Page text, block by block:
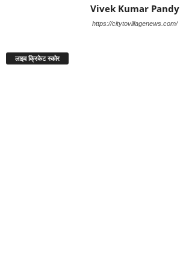
Vivek Kumar Pandy
https://citytovillagenews.com/
लाइव क्रिकेट स्कोर